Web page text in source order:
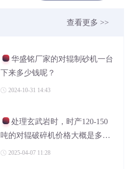
查看更多 >>
华盛铭厂家的对辊制砂机一台
下来多少钱呢？
2024-10-31 14:43
处理玄武岩时，时产120-150
吨的对辊破碎机价格大概是多
少？2025-04-07 11:28